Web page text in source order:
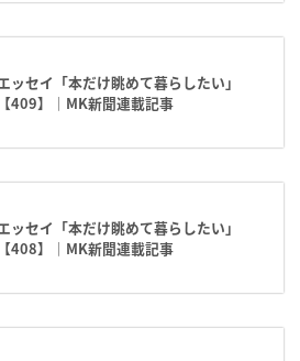
ッセイ「本だけ眺めて暮らしたい」
【409】｜MK新聞連載記事
ッセイ「本だけ眺めて暮らしたい」
【408】｜MK新聞連載記事